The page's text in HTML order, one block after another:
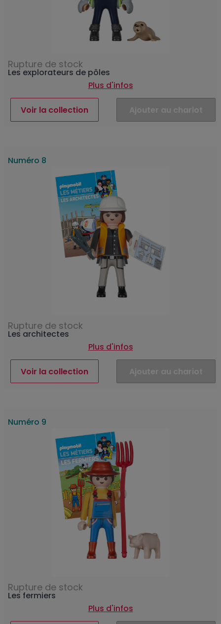
Rupture de stock
Les explorateurs de pôles
Plus d'infos
Voir la collection Ajouter au chariot
Numéro 8
Rupture de stock
Les architectes
Plus d'infos
Voir la collection Ajouter au chariot
Numéro 9
Rupture de stock
Les fermiers
Plus d'infos